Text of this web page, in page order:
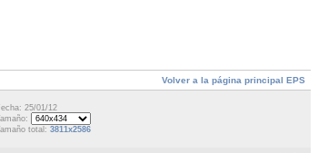
Volver a la página principal EPS
25/01/12
total: 3811x2586